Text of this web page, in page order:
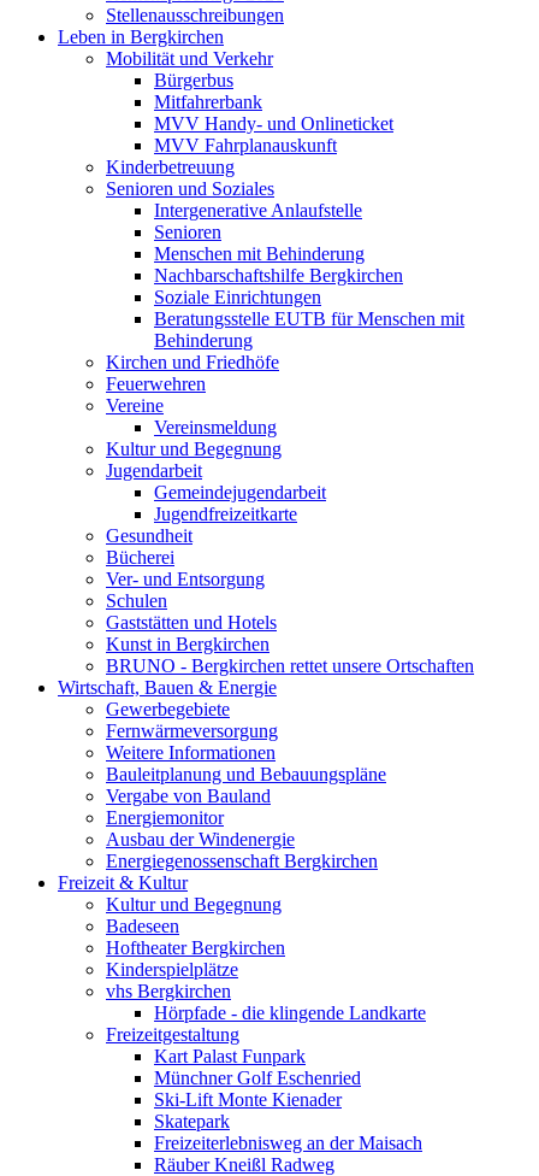
Stellenausschreibungen
Leben in Bergkirchen
Mobilität und Verkehr
Bürgerbus
Mitfahrerbank
MVV Handy- und Onlineticket
MVV Fahrplanauskunft
Kinderbetreuung
Senioren und Soziales
Intergenerative Anlaufstelle
Senioren
Menschen mit Behinderung
Nachbarschaftshilfe Bergkirchen
Soziale Einrichtungen
Beratungsstelle EUTB für Menschen mit
Behinderung
Kirchen und Friedhöfe
Feuerwehren
Vereine
Vereinsmeldung
Kultur und Begegnung
Jugendarbeit
Gemeindejugendarbeit
Jugendfreizeitkarte
Gesundheit
Bücherei
Ver- und Entsorgung
Schulen
Gaststätten und Hotels
Kunst in Bergkirchen
BRUNO - Bergkirchen rettet unsere Ortschaften
Wirtschaft, Bauen & Energie
Gewerbegebiete
Fernwärmeversorgung
Weitere Informationen
Bauleitplanung und Bebauungspläne
Vergabe von Bauland
Energiemonitor
Ausbau der Windenergie
Energiegenossenschaft Bergkirchen
Freizeit & Kultur
Kultur und Begegnung
Badeseen
Hoftheater Bergkirchen
Kinderspielplätze
vhs Bergkirchen
Hörpfade - die klingende Landkarte
Freizeitgestaltung
Kart Palast Funpark
Münchner Golf Eschenried
Ski-Lift Monte Kienader
Skatepark
Freizeiterlebnisweg an der Maisach
Räuber Kneißl Radweg